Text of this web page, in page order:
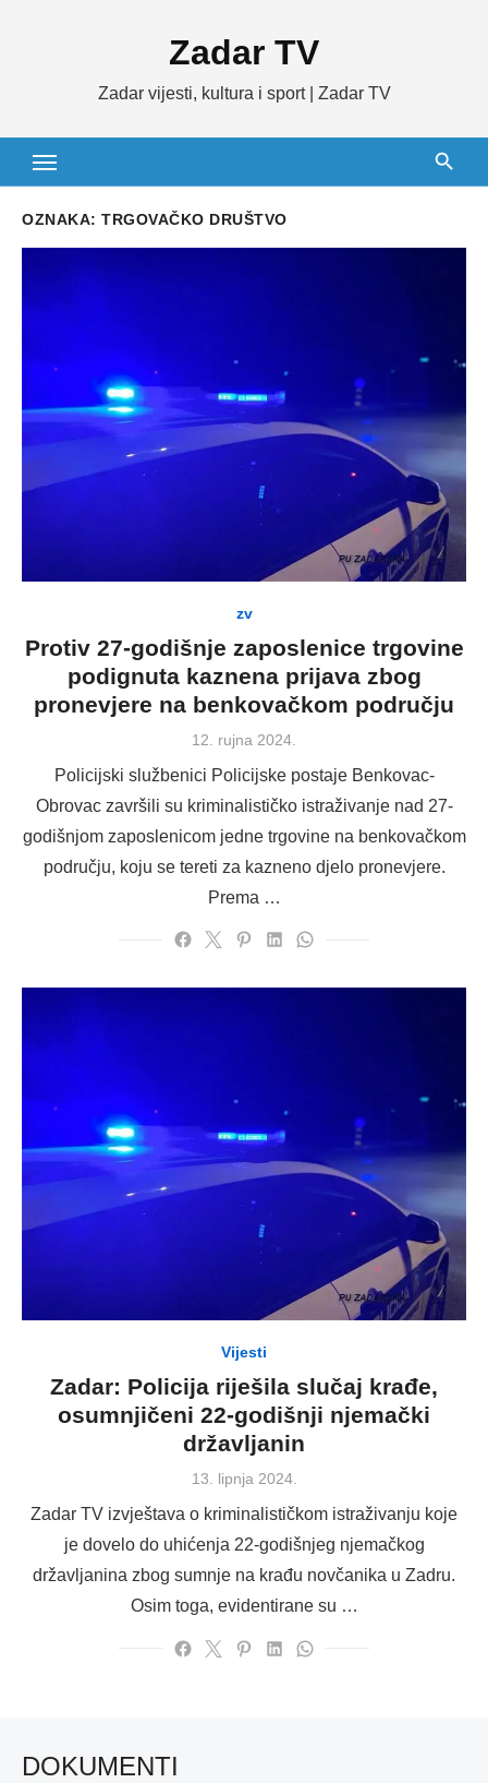
Zadar TV
Zadar vijesti, kultura i sport | Zadar TV
OZNAKA: TRGOVAČKO DRUŠTVO
zv
Protiv 27-godišnje zaposlenice trgovine
podignuta kaznena prijava zbog
pronevjere na benkovačkom području
Posted
12. rujna 2024.
Policijski službenici Policijske postaje Benkovac-
Obrovac završili su kriminalističko istraživanje nad 27-
godišnjom zaposlenicom jedne trgovine na benkovačkom
području, koju se tereti za kazneno djelo pronevjere.
Prema …
Vijesti
Zadar: Policija riješila slučaj krađe,
osumnjičeni 22-godišnji njemački
državljanin
Posted
13. lipnja 2024.
Zadar TV izvještava o kriminalističkom istraživanju koje
je dovelo do uhićenja 22-godišnjeg njemačkog
državljanina zbog sumnje na krađu novčanika u Zadru.
Osim toga, evidentirane su …
DOKUMENTI